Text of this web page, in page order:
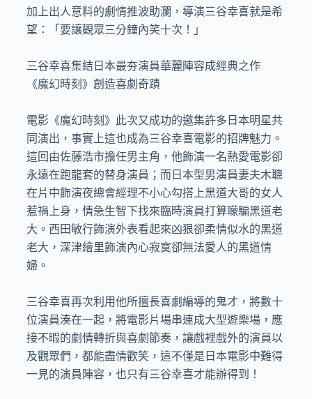
加上出人意料的劇情推波助瀾，導演三谷幸喜就是希
望：「要讓觀眾三分鐘內笑十次！」
三谷幸喜集結日本最夯演員華麗陣容成經典之作
《魔幻時刻》創造喜劇奇蹟
電影《魔幻時刻》此次又成功的邀集許多日本明星共
同演出，事實上這也成為三谷幸喜電影的招牌魅力。
這回由佐藤浩市擔任男主角，他飾演一名熱愛電影卻
永遠在跑龍套的替身演員；而日本型男演員妻夫木聰
在片中飾演夜總會經理不小心勾搭上黑道大哥的女人
惹禍上身，情急生智下找來臨時演員打算矇騙黑道老
大。西田敏行飾演外表看起來凶狠卻柔情似水的黑道
老大，深津繪里飾演內心寂寞卻無法愛人的黑道情
婦。
三谷幸喜再次利用他所擅長喜劇編導的鬼才，將數十
位演員湊在一起，將電影片場串連成大型遊樂場，應
接不暇的劇情轉折與喜劇節奏，讓戲裡戲外的演員以
及觀眾們，都能盡情歡笑，這不僅是日本電影中難得
一見的演員陣容，也只有三谷幸喜才能辦得到！